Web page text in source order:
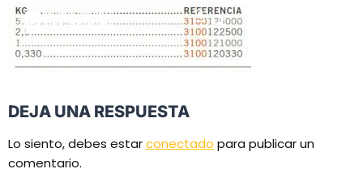
DEJA UNA RESPUESTA
Lo siento, debes estarconectado para publicar un
comentario.